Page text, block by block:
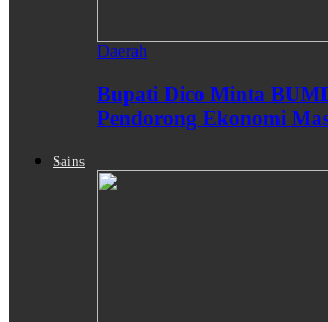
Daerah
Bupati Dico Minta
Pendorong Ekonomi
Sains